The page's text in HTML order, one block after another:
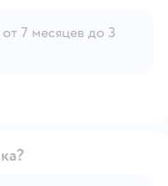
вопрос
7 месяцев до 3